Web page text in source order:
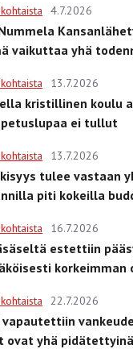
4.7.2026
vaikuttaa yhä
13.7.2026
kristillinen koulu
ei tullut
13.7.2026
tulee vastaan
piti kokeilla
16.7.2026
estettiin
korkeimman
22.7.2026
ovat yhä pidätettyinä